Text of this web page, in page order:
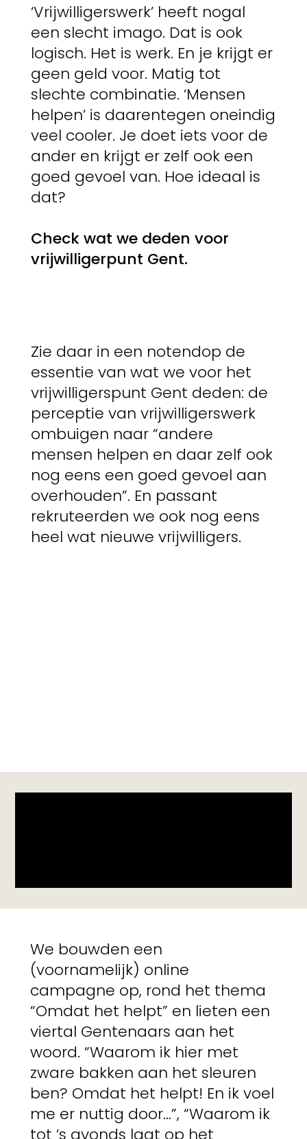
‘Vrijwilligerswerk’ heeft nogal
een slecht imago. Dat is ook
logisch. Het is werk. En je krijgt er
geen geld voor. Matig tot
slechte combinatie. ‘Mensen
helpen’ is daarentegen oneindig
veel cooler. Je doet iets voor de
ander en krijgt er zelf ook een
goed gevoel van. Hoe ideaal is
dat?
Check wat we deden voor
vrijwilligerpunt Gent.
Zie daar in een notendop de
essentie van wat we voor het
vrijwilligerspunt Gent deden: de
perceptie van vrijwilligerswerk
ombuigen naar “andere
mensen helpen en daar zelf ook
nog eens een goed gevoel aan
overhouden”. En passant
rekruteerden we ook nog eens
heel wat nieuwe vrijwilligers.
We bouwden een
(voornamelijk) online
campagne op, rond het thema
“Omdat het helpt” en lieten een
viertal Gentenaars aan het
woord. “Waarom ik hier met
zware bakken aan het sleuren
ben? Omdat het helpt! En ik voel
me er nuttig door…”, “Waarom ik
tot ’s avonds laat op het